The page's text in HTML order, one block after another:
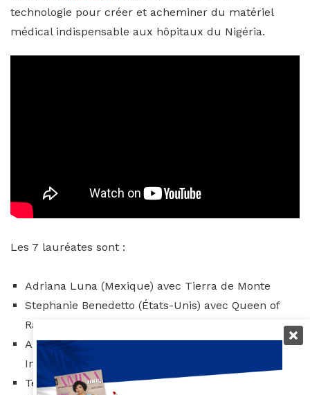
technologie pour créer et acheminer du matériel
médical indispensable aux hôpitaux du Nigéria.
Les 7 lauréates sont :
Adriana Luna (Mexique) avec Tierra de Monte
Stephanie Benedetto (États-Unis) avec Queen of
Raw
Anna-Sophie Hartvigsen (Danemark) avec Female
Invest
Temie Giwa-Tubosun (Nigeria) avec LifeBank